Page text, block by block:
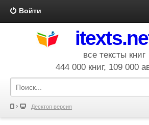
Войти
все тексты книг
444 000 книг, 109 000
Десктоп версия